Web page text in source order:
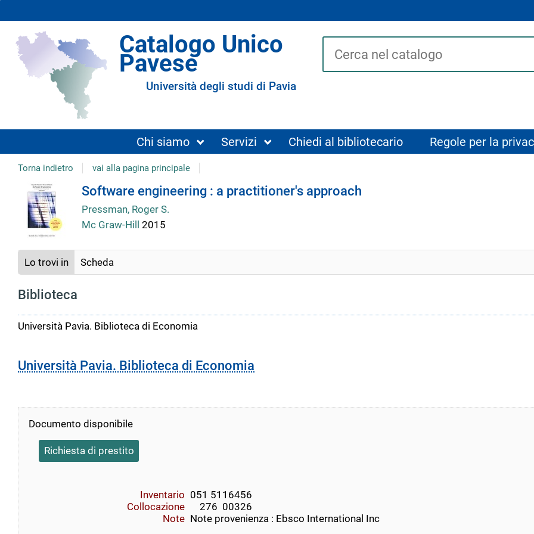
Catalogo Unico
Pavese
Università degli studi di Pavia
Cerca su "Catalogo"
Chi siamo Servizi Chiedi al bibliotecario Regole per la
Torna indietro vai alla pagina principale
Dettaglio
del
documento
Software engineering : a practitioner's approach
Pressman, Roger S.
Mc Graw-Hill 2015
Lo trovi in Scheda
Biblioteca
Università Pavia. Biblioteca di Economia
Università Pavia. Biblioteca di Economia
Documento disponibile
Richiesta di prestito
Inventario 051 5116456
Collocazione
    276  00326
Note Note provenienza : Ebsco International Inc